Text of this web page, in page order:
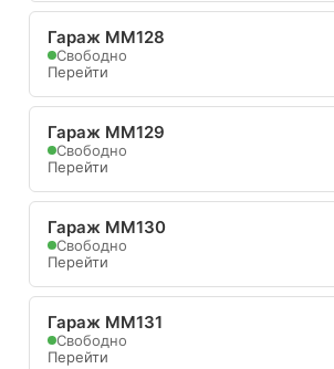
Гараж ММ128
Свободно
Перейти
Гараж ММ129
Свободно
Перейти
Гараж ММ130
Свободно
Перейти
Гараж ММ131
Свободно
Перейти